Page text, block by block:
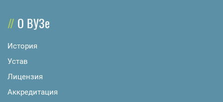
О ВУЗе
История
Устав
Лицензия
Аккредитация